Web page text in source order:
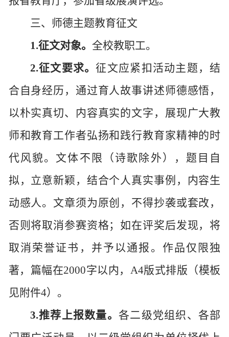
三、师德主题教育征文
1.征文对象。 全校教职工。
2.征文要求。征文应紧扣活动主题，结
合自身经历，通过育人故事讲述师德感悟，
以朴实真切、内容真实的文字，展现广大教
师和教育工作者弘扬和践行教育家精神的时
代风貌。文体不限（诗歌除外），题目自
拟，立意新颖，结合个人真实事例，内容生
动感人。文章须为原创，不得抄袭或套改，
否则将取消参赛资格；如在评奖后发现，将
取消荣誉证书，并予以通报。 作品仅限独
著，篇幅在2000字以内， A4版式排版（模板
见附件4）。
3.推荐上报数量。 各二级党组织、各部